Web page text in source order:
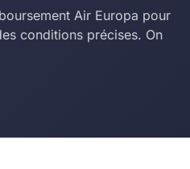
Air Europa pour
conditions précises. On